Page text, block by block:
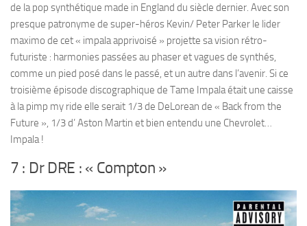
de la pop synthétique made in England du siècle dernier. Avec son
presque patronyme de super-héros Kevin/ Peter Parker le lider
maximo de cet « impala apprivoisé » projette sa vision rétro-
futuriste : harmonies passées au phaser et vagues de synthés,
comme un pied posé dans le passé, et un autre dans l’avenir. Si ce
troisième épisode discographique de Tame Impala était une caisse
à la pimp my ride elle serait 1/3 de DeLorean de « Back from the
Future », 1/3 d’ Aston Martin et bien entendu une Chevrolet…
Impala !
7 : Dr DRE : « Compton »